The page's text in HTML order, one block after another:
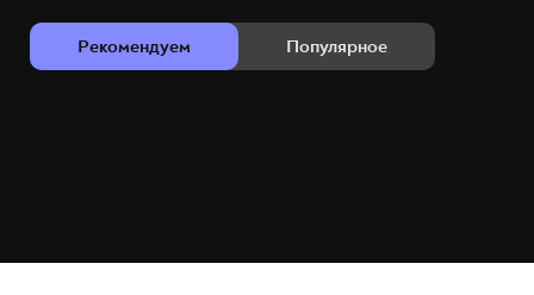
Рекомендуем Популярное